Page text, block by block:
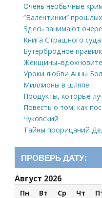
Очень необычные
“Валентинки”
Здесь занимают
Книга Страшного суда
Бутербродное
Уроки любви Анны
Миллионы в шляпе
Продукты, которые
Повесть о том, как
Чуковский
Тайны прорицаний
ПРОВЕРЬ ДАТУ:
Август 2026
Пн Вт Ср Чт